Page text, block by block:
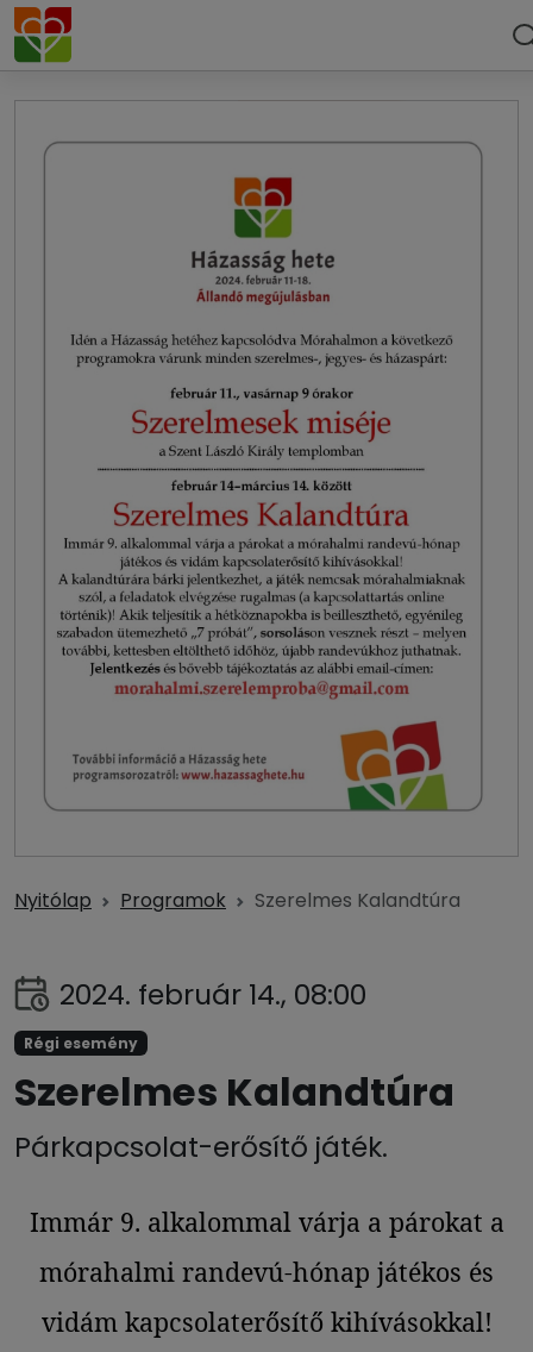
Nyitólap Programok Szerelmes Kalandtúra
2024. február 14., 08:00
Régi esemény
Szerelmes Kalandtúra
Párkapcsolat-erősítő játék.
Immár 9. alkalommal várja a párokat a
mórahalmi randevú-hónap játékos és
vidám kapcsolaterősítő kihívásokkal!